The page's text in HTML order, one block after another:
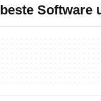
beste Software